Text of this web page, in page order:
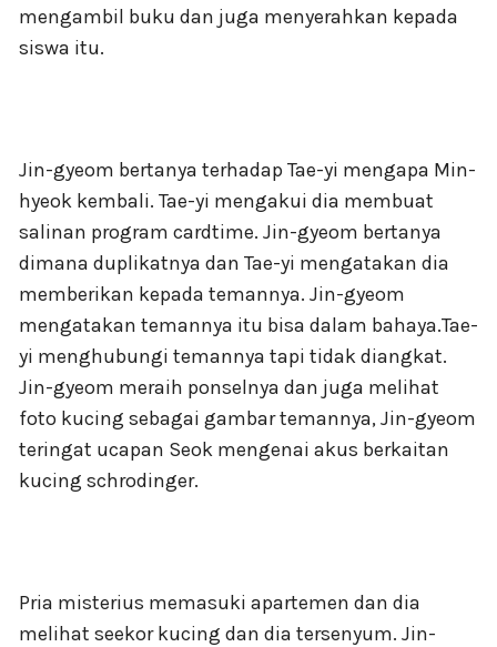
mengambil buku dan juga menyerahkan kepada
siswa itu.
Jin-gyeom bertanya terhadap Tae-yi mengapa Min-
hyeok kembali. Tae-yi mengakui dia membuat
salinan program cardtime. Jin-gyeom bertanya
dimana duplikatnya dan Tae-yi mengatakan dia
memberikan kepada temannya. Jin-gyeom
mengatakan temannya itu bisa dalam bahaya.Tae-
yi menghubungi temannya tapi tidak diangkat.
Jin-gyeom meraih ponselnya dan juga melihat
foto kucing sebagai gambar temannya, Jin-gyeom
teringat ucapan Seok mengenai akus berkaitan
kucing schrodinger.
Pria misterius memasuki apartemen dan dia
melihat seekor kucing dan dia tersenyum. Jin-